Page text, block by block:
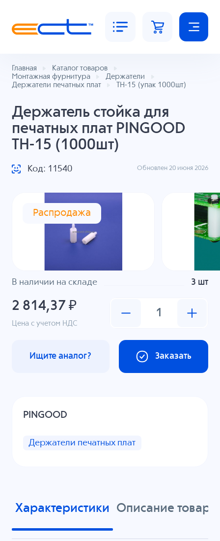
Главная
Каталог товаров
Монтажная фурнитура
Держатели
Держатели печатных плат
TH-15 (упак 1000шт)
Держатель стойка для
печатных плат PINGOOD
TH-15 (1000шт)
Код: 11540 Обновлен 20 июня 2026
Распродажа
В наличии на складе 3 шт
2 814,37 ₽
Цена с учетом НДС
Заказать
Ищите аналог?
PINGOOD
Держатели печатных плат
Характеристики Описание товара